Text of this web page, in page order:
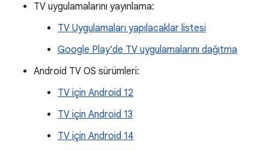
TV uygulamalarını yayınlama:
TV Uygulamaları yapılacaklar listesi
Google Play'de TV uygulamalarını dağıtma
Android TV OS sürümleri:
TV için Android 12
TV için Android 13
TV için Android 14